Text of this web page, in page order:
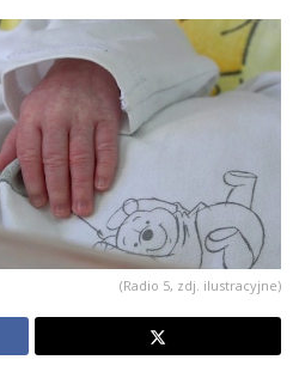
(Radio 5, zdj. ilustracyjne)